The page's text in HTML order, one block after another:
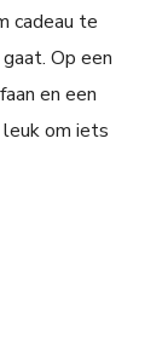
cadeau te
Op een
en een
om iets